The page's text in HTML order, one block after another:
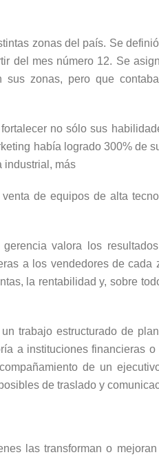
zonas del país. Se
del mes número 12. Se
zonas, pero que
no sólo sus
había logrado 300% de
industrial, más
de equipos de alta
valora los
a los vendedores de
la rentabilidad y, sobre
trabajo estructurado de
a instituciones financieras
de un
de traslado y
las transforman o